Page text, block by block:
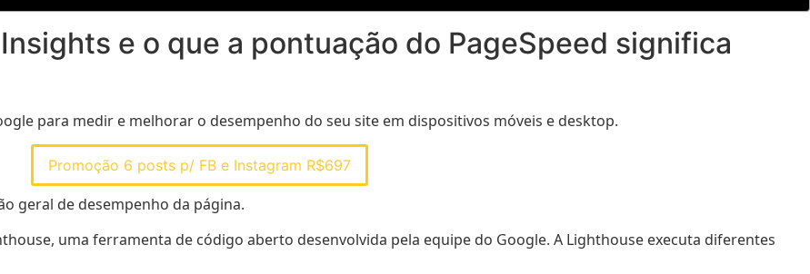
e o que a pontuação do PageSpeed significa
para medir e melhorar o desempenho do seu site em dispositivos móveis e desktop.
Promoção 6 posts p/ FB e Instagram R$697
geral de desempenho da página.
uma ferramenta de código aberto desenvolvida pela equipe do Google. A Lighthouse executa diferentes